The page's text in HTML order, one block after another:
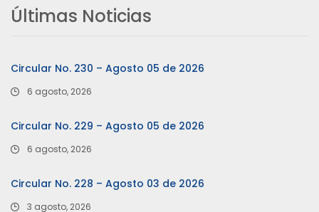
Últimas Noticias
Circular No. 230 – Agosto 05 de 2026
6 agosto, 2026
Circular No. 229 – Agosto 05 de 2026
6 agosto, 2026
Circular No. 228 – Agosto 03 de 2026
3 agosto, 2026